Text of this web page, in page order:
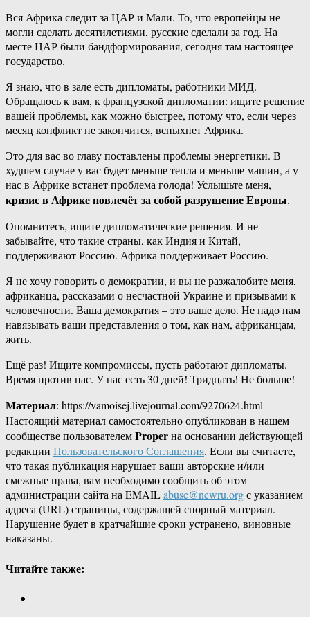
Вся Африка следит за ЦАР и Мали. То, что европейцы не
могли сделать десятилетиями, русские сделали за год. На
месте ЦАР были бандформирования, сегодня там настоящее
государство.
Я знаю, что в зале есть дипломаты, работники МИД.
Обращаюсь к вам, к французской дипломатии: ищите решение
вашей проблемы, как можно быстрее, потому что, если через
месяц конфликт не закончится, вспыхнет Африка.
Это для вас во главу поставлены проблемы энергетики. В
худшем случае у вас будет меньше тепла и меньше машин, а у
нас в Африке встанет проблема голода! Услышьте меня,
кризис в Африке повлечёт за собой разрушение Европы.
Опомнитесь, ищите дипломатические решения. И не
забывайте, что такие страны, как Индия и Китай,
поддерживают Россию. Африка поддерживает Россию.
Я не хочу говорить о демократии, и вы не разжалобите меня,
африканца, рассказами о несчастной Украине и призывами к
человечности. Ваша демократия – это ваше дело. Не надо нам
навязывать ваши представления о том, как нам, африканцам,
жить.
Ещё раз! Ищите компромиссы, пусть работают дипломаты.
Время против нас. У нас есть 30 дней! Тридцать! Не больше!
Материал: https://vamoisej.livejournal.com/9270624.html
Настоящий материал самостоятельно опубликован в нашем
сообществе пользователемProperна основании действующей
редакции Пользовательского Соглашения. Если вы считаете,
что такая публикация нарушает ваши авторские и/или
смежные права, вам необходимо сообщить об этом
администрации сайта на EMAILabuse@newru.orgс указанием
адреса (URL) страницы, содержащей спорный материал.
Нарушение будет в кратчайшие сроки устранено, виновные
наказаны.
Читайте также: